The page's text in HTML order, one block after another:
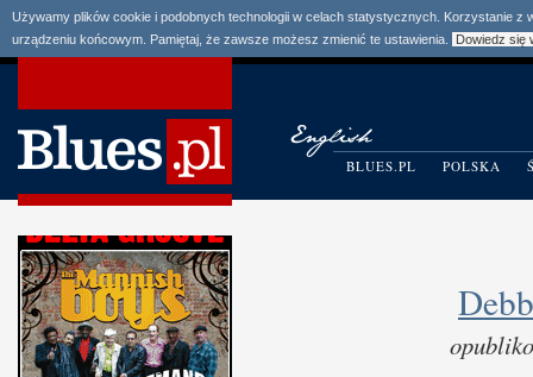
Używamy plików cookie i podobnych technologii w celach statystycznych. Korzystanie
urządzeniu końcowym. Pamiętaj, że zawsze możesz zmienić te ustawienia.
Dowiedz się
BLUES.PL POLSKA